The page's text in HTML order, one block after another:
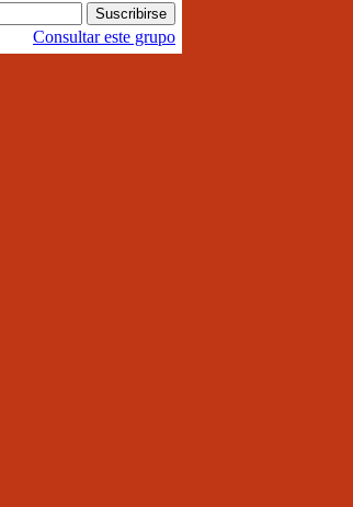
Consultar este grupo